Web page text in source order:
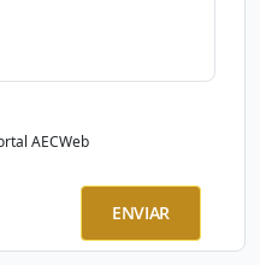
AECWeb
ENVIAR